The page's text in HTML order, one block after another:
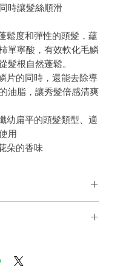
時讓髮絲順滑
鬆度和彈性的頭髮，蘊
單寧酸，有效軟化毛鱗
髮根自然蓬鬆。
片的同時，還能去除導
油脂，讓秀髮倍感清爽
幼扁平的頭髮類型、適
用
朵的香味
品功效。將洗髮水在手掌
的前7天內通過電子郵件